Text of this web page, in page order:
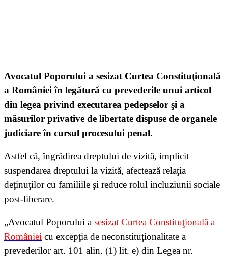
Avocatul Poporului a sesizat Curtea Constituţională
a României în legătură cu prevederile unui articol
din legea privind executarea pedepselor şi a
măsurilor privative de libertate dispuse de organele
judiciare în cursul procesului penal.
Astfel că, îngrădirea dreptului de vizită, implicit
suspendarea dreptului la vizită, afectează relaţia
deţinuţilor cu familiile şi reduce rolul incluziunii sociale
post-liberare.
„Avocatul Poporului a sesizat Curtea Constituţională a
României cu excepţia de neconstituţionalitate a
prevederilor art. 101 alin. (1) lit. e) din Legea nr.